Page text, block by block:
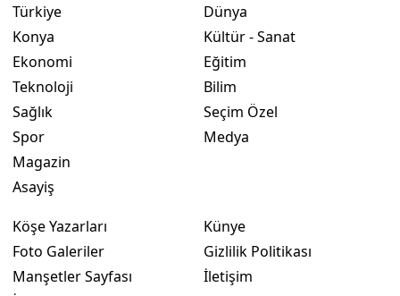
Türkiye
Konya
Ekonomi
Teknoloji
Sağlık
Spor
Magazin
Asayiş
Dünya
Kültür - Sanat
Eğitim
Bilim
Seçim Özel
Medya
Köşe Yazarları
Foto Galeriler
Manşetler Sayfası
Künye
Gizlilik Politikası
İletişim